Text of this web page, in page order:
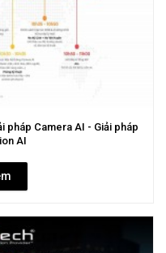
pháp Camera AI - Giải pháp
AI